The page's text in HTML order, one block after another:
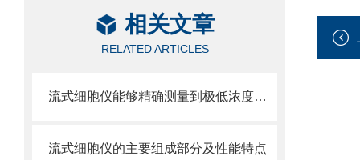
相关文章
RELATED ARTICLES
流式细胞仪能够精确测量到极低浓度的标记物
流式细胞仪的主要组成部分及性能特点